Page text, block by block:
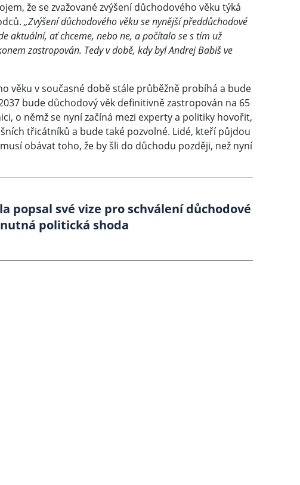
že se zvažované zvýšení důchodového věku týká
„Zvýšení důchodového věku se nynější předdůchodové
aktuální, ať chceme, nebo ne, a počítalo se s tím už
zastropován. Tedy v době, kdy byl Andrej Babiš ve
věku v současné době stále průběžně probíhá a bude
bude důchodový věk definitivně zastropován na 65
o němž se nyní začíná mezi experty a politiky hovořit,
třicátníků a bude také pozvolné. Lidé, kteří půjdou
obávat toho, že by šli do důchodu později, než nyní
popsal své vize pro schválení důchodové
politická shoda